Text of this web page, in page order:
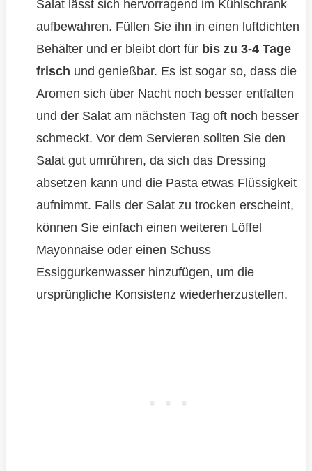
Salat lässt sich hervorragend im Kühlschrank
aufbewahren. Füllen Sie ihn in einen luftdichten
Behälter und er bleibt dort für bis zu 3-4 Tage
frisch und genießbar. Es ist sogar so, dass die
Aromen sich über Nacht noch besser entfalten
und der Salat am nächsten Tag oft noch besser
schmeckt. Vor dem Servieren sollten Sie den
Salat gut umrühren, da sich das Dressing
absetzen kann und die Pasta etwas Flüssigkeit
aufnimmt. Falls der Salat zu trocken erscheint,
können Sie einfach einen weiteren Löffel
Mayonnaise oder einen Schuss
Essiggurkenwasser hinzufügen, um die
ursprüngliche Konsistenz wiederherzustellen.